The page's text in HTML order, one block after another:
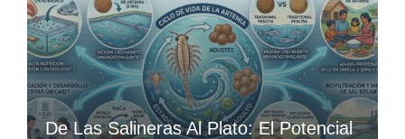
De Las Salineras Al Plato: El Potencial